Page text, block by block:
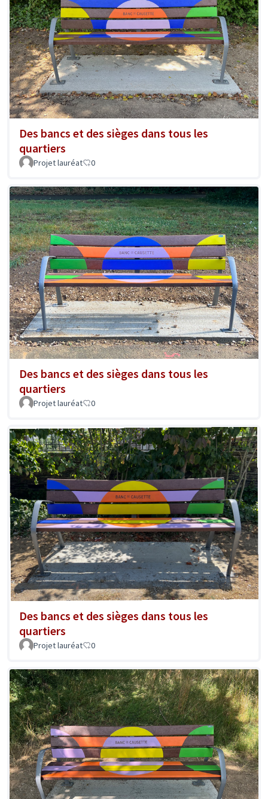
Des bancs et des sièges dans tous les
quartiers
Projet lauréat 0
Des bancs et des sièges dans tous les
quartiers
Projet lauréat 0
Des bancs et des sièges dans tous les
quartiers
Projet lauréat 0